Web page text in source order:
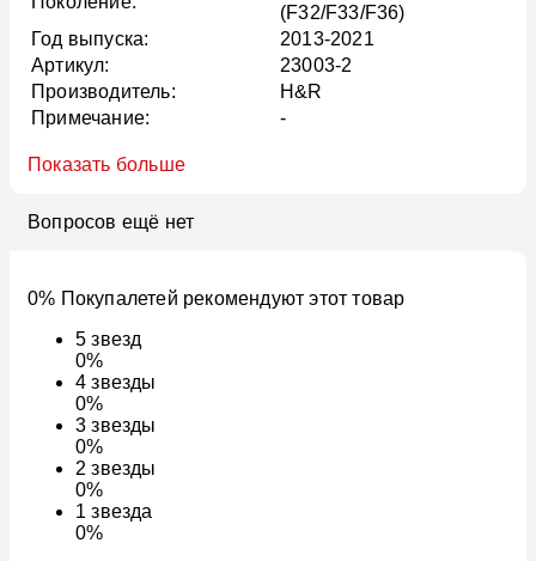
(F32/F33/F36)
Год выпуска:
2013-2021
Артикул:
23003-2
Производитель:
H&R
Примечание:
-
Показать больше
Вопросов ещё нет
0% Покупалетей рекомендуют этот товар
5звезд
0%
4звезды
0%
3звезды
0%
2звезды
0%
1звезда
0%